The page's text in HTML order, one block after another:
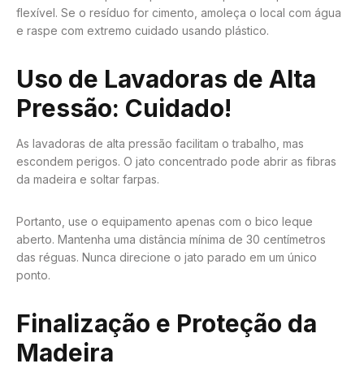
flexível. Se o resíduo for cimento, amoleça o local com água
e raspe com extremo cuidado usando plástico.
Uso de Lavadoras de Alta
Pressão: Cuidado!
As lavadoras de alta pressão facilitam o trabalho, mas
escondem perigos. O jato concentrado pode abrir as fibras
da madeira e soltar farpas.
Portanto, use o equipamento apenas com o bico leque
aberto. Mantenha uma distância mínima de 30 centímetros
das réguas. Nunca direcione o jato parado em um único
ponto.
Finalização e Proteção da
Madeira